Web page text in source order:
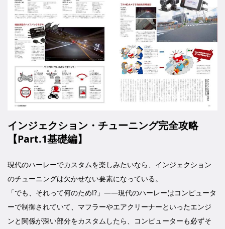
インジェクション・チューニング完全攻略
【Part.1基礎編】
現代のハーレーでカスタムを楽しみたいなら、インジェクション
のチューニングは欠かせない要素になっている。
「でも、それって何のため!?」――現代のハーレーはコンピュータ
ーで制御されていて、マフラーやエアクリーナーといったエンジ
ンと関係が深い部分をカスタムしたら、コンピューターも必ずそ